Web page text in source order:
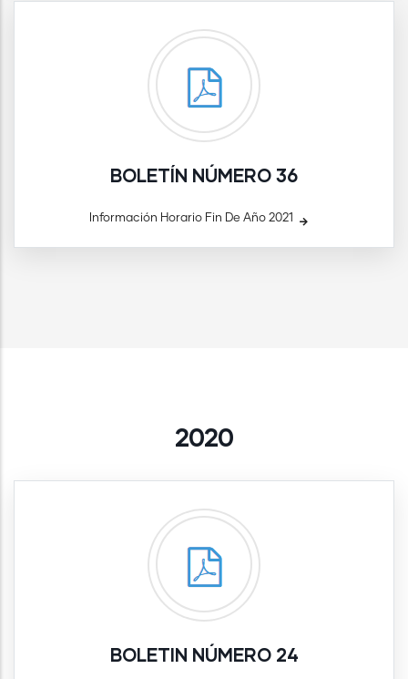
BOLETÍN NÚMERO 36
Información Horario Fin De Año 2021
2020
BOLETIN NÚMERO 24